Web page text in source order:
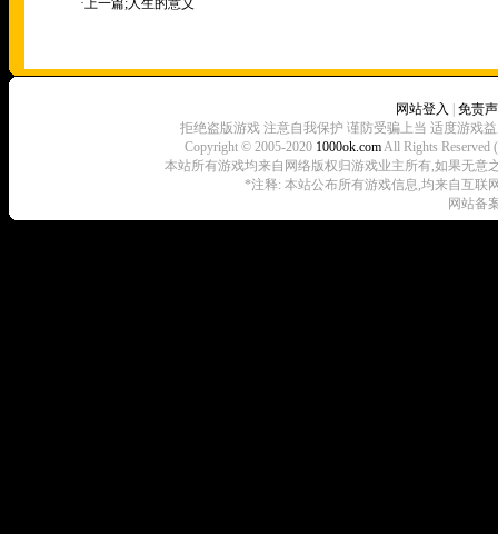
·上一篇;人生的意义
网站登入
免责
拒绝盗版游戏 注意自我保护 谨防受骗上当 适度游戏
Copyright © 2005-2020 1000ok.comAll Rights
本站所有游戏均来自网络版权归游戏业主所有,如果无意
*注释: 本站公布所有游戏信息,均来自互联
网站备